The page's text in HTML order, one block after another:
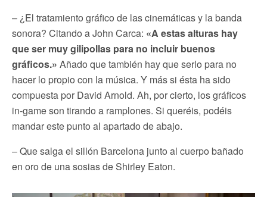
– ¿El tratamiento gráfico de las cinemáticas y la banda
sonora? Citando a John Carca: «A estas alturas hay
que ser muy gilipollas para no incluir buenos
gráficos.» Añado que también hay que serlo para no
hacer lo propio con la música. Y más si ésta ha sido
compuesta por David Arnold. Ah, por cierto, los gráficos
in-game son tirando a ramplones. Si queréis, podéis
mandar este punto al apartado de abajo.
– Que salga el sillón Barcelona junto al cuerpo bañado
en oro de una sosias de Shirley Eaton.